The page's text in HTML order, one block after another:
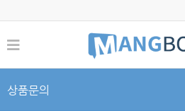
상품문의